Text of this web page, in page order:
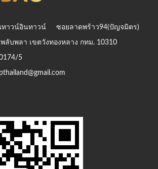
ทาวน์อินทาวน์ ซอยลาดพร้าว94(ปัญจมิตร)
ลับพลา เขตวังทองหลาง กทม. 10310
5